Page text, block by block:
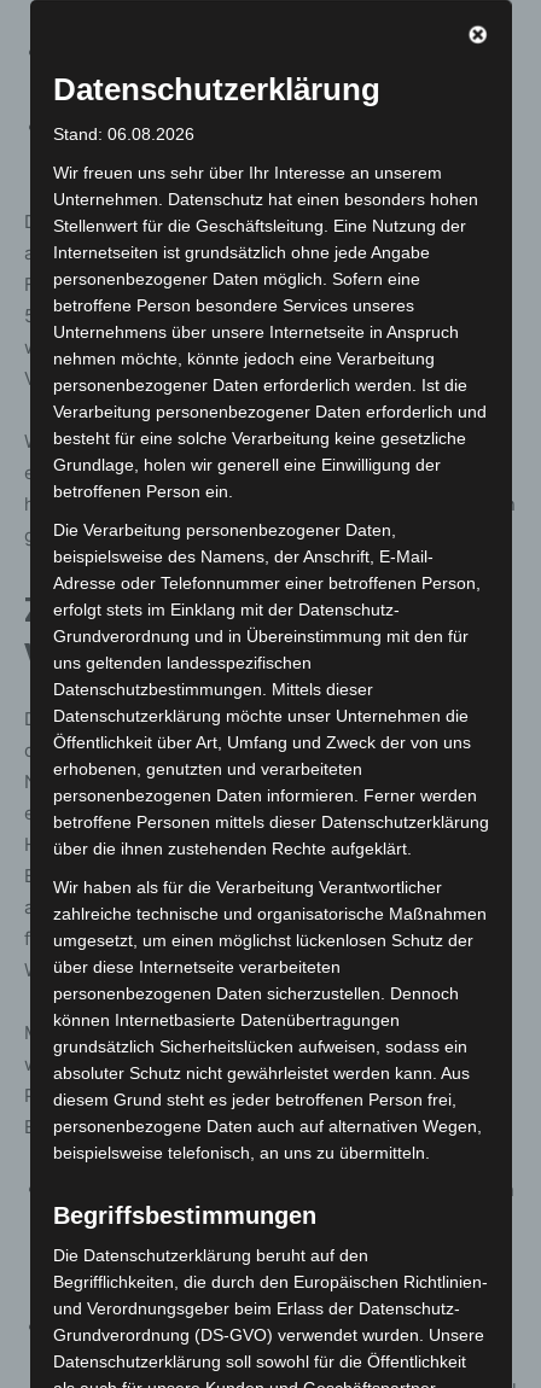
Region Hannover schützen
die Region Hannover als Standort nachhaltiger
Die Richtlinie „Hannover Region Green Economy“ wird
ausschließlich von der Region Hannover finanziert. Die
Förderungspanne dauert drei Jahre, insgesamt stehen
500.000 Euro Fördergelder zur Verfügung. Gefördert
werden Projekte, die die Nachhaltigkeitsziele der
Vereinten Nationen erfüllen.
Weitere Informationen und Bewerbungsmodalitäten gibt
es unter www.wirtschaftsfoerderung-
hannover.de/de/Beratung_von_Unternehmen/Finanzierun
g/HRGE.php.
Zu den Nachhaltigkeitszielen der
Vereinten Nationen
Die Nachhaltigkeitsziele der Vereinten Nationen
definieren eine allgemeine und globale
Nachhaltigkeitsagenda, bestehend aus 17 Aspekten. Die
einzelnen Ziele stellen einen klar definierten
Handlungsrahmen dar, der eine gleichwertige
Berücksichtigung aller Dimensionen der Nachhaltigkeit
abbildet. Die Ziele dienen als übergeordnete Leitlinien
für die „Förderung nachhaltigen Friedens und
Wohlstands und zum Schutz des Planeten“.
Mit der Richtlinie Hannover Region Green Economy
werden Entwicklungsprojekte gefördert, die zukünftige
Produktgenerationen mit geringerem Ressourcen- und
Energiebedarf initiieren. Drei Beispiele:
Der Einsatz von Kunststoffen im Rahmen der additiven
Fertigung führt zu einer Verringerung des CO2-
Fußabdrucks von Konsumgütern(UN-
Nachhaltigkeitsziel Nr. 12).
Die Integration einer künstlichen Intelligenz erlaubt
die automatisierte Analyse und Anpassung von
Datenschutzerklärung
Stand: 06.08.2026
Wir freuen uns sehr über Ihr Interesse an unserem
Unternehmen. Datenschutz hat einen besonders hohen
Stellenwert für die Geschäftsleitung. Eine Nutzung der
Internetseiten ist grundsätzlich ohne jede Angabe
personenbezogener Daten möglich. Sofern eine
betroffene Person besondere Services unseres
Unternehmens über unsere Internetseite in Anspruch
nehmen möchte, könnte jedoch eine Verarbeitung
personenbezogener Daten erforderlich werden. Ist die
Verarbeitung personenbezogener Daten erforderlich und
besteht für eine solche Verarbeitung keine gesetzliche
Grundlage, holen wir generell eine Einwilligung der
betroffenen Person ein.
Die Verarbeitung personenbezogener Daten,
beispielsweise des Namens, der Anschrift, E-Mail-
Adresse oder Telefonnummer einer betroffenen Person,
erfolgt stets im Einklang mit der Datenschutz-
Grundverordnung und in Übereinstimmung mit den für
uns geltenden landesspezifischen
Datenschutzbestimmungen. Mittels dieser
Datenschutzerklärung möchte unser Unternehmen die
Öffentlichkeit über Art, Umfang und Zweck der von uns
erhobenen, genutzten und verarbeiteten
personenbezogenen Daten informieren. Ferner werden
betroffene Personen mittels dieser Datenschutzerklärung
über die ihnen zustehenden Rechte aufgeklärt.
Wir haben als für die Verarbeitung Verantwortlicher
zahlreiche technische und organisatorische Maßnahmen
umgesetzt, um einen möglichst lückenlosen Schutz der
über diese Internetseite verarbeiteten
personenbezogenen Daten sicherzustellen. Dennoch
können Internetbasierte Datenübertragungen
grundsätzlich Sicherheitslücken aufweisen, sodass ein
absoluter Schutz nicht gewährleistet werden kann. Aus
diesem Grund steht es jeder betroffenen Person frei,
personenbezogene Daten auch auf alternativen Wegen,
beispielsweise telefonisch, an uns zu übermitteln.
Begriffsbestimmungen
Die Datenschutzerklärung beruht auf den
Begrifflichkeiten, die durch den Europäischen Richtlinien-
und Verordnungsgeber beim Erlass der Datenschutz-
Grundverordnung (DS-GVO) verwendet wurden. Unsere
Datenschutzerklärung soll sowohl für die Öffentlichkeit